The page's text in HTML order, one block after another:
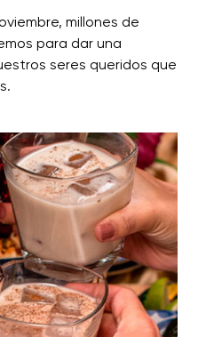
millones de
para dar una
seres queridos que